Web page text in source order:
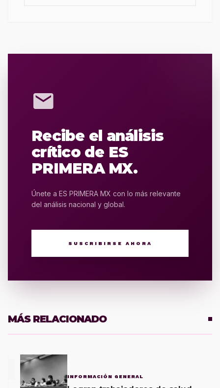
mail
Recibe el análisis
crítico de ES
PRIMERA MX.
Únete a ES PRIMERA MX con lo más relevante
del análisis nacional y global.
SUSCRIBIRSE AHORA
MÁS RELACIONADO
INFORMACIÓN GENERAL